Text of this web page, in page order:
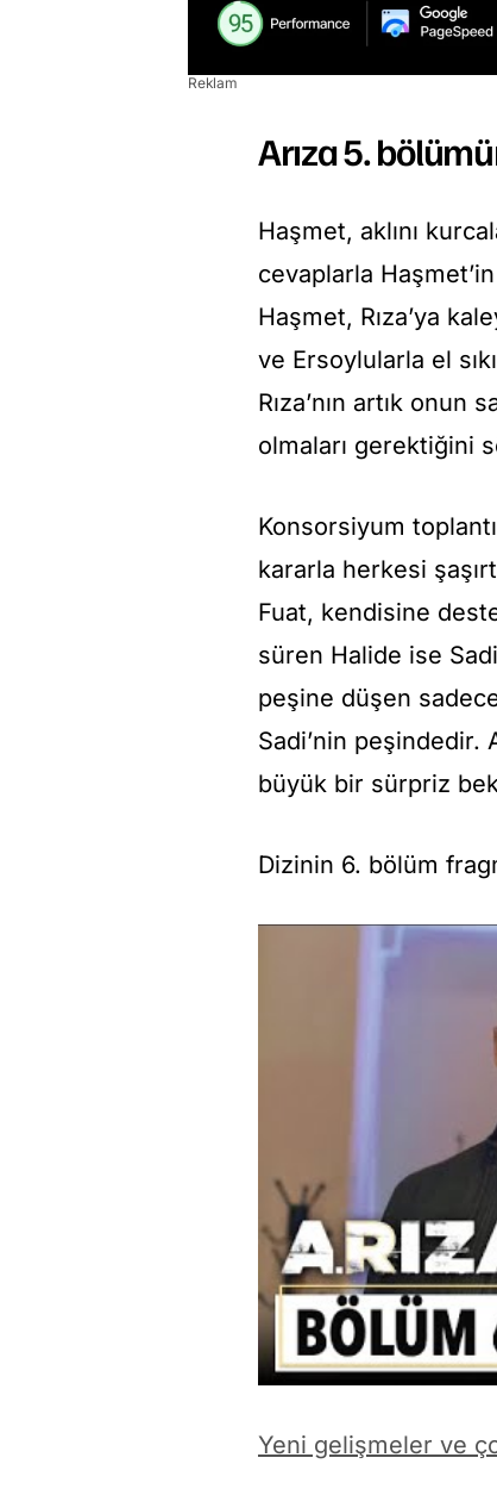
Reklam
Arıza 5.
Haşmet, aklını
cevaplarla
Haşmet, Rıza’ya
ve Ersoylularla el
Rıza’nın artık
olmaları gerektiğini
Konsorsiyum
kararla herkesi
Fuat, kendisine
süren Halide ise
peşine düşen
Sadi’nin peşindedir.
büyük bir sürpriz
Dizinin 6. bölüm
Yeni gelişmeler ve